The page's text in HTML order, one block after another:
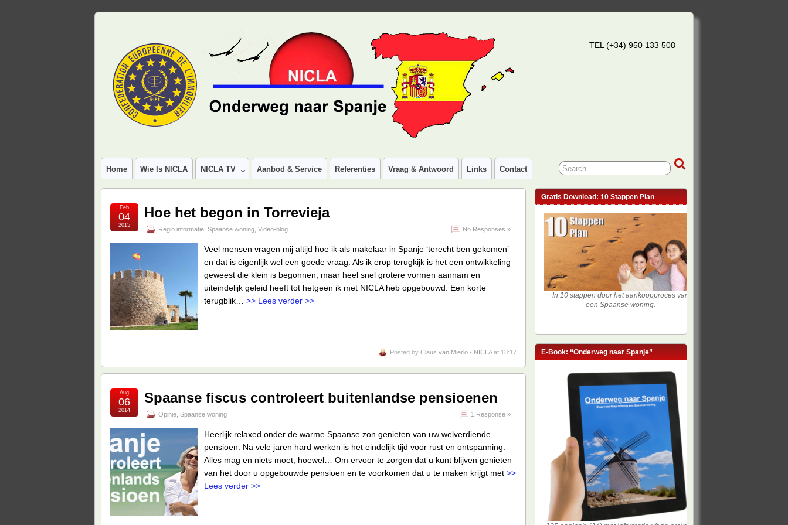
TEL (+34) 950 133 508
Home Wie Is NICLA NICLA TV Aanbod & Service Referenties Vraag & Antwoord Links Contact
Hoe het begon in Torrevieja
Regio informatie Spaanse woning Video-blog No Responses »
Feb
04
2015
Veel mensen vragen mij altijd hoe ik als makelaar in Spanje ‘terecht ben gekomen’
en dat is eigenlijk wel een goede vraag. Als ik erop terugkijk is het een ontwikkeling
geweest die klein is begonnen, maar heel snel grotere vormen aannam en
uiteindelijk geleid heeft tot hetgeen ik met NICLA heb opgebouwd. Een korte
terugblik… >> Lees verder >>
Posted by Claus van Mierlo - NICLAat 18:17
Spaanse fiscus controleert buitenlandse pensioenen
Opinie Spaanse woning 1 Response »
Aug
06
2014
Heerlijk relaxed onder de warme Spaanse zon genieten van uw welverdiende
pensioen. Na vele jaren hard werken is het eindelijk tijd voor rust en ontspanning.
Alles mag en niets moet, hoewel… Om ervoor te zorgen dat u kunt blijven genieten
van het door u opgebouwde pensioen en te voorkomen dat u te maken krijgt met >>
Lees verder >>
Gratis Download: 10 Stappen Plan
In 10 stappen door het aankoopproces van
een Spaanse woning.
E-Book: “Onderweg naar Spanje”